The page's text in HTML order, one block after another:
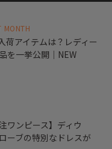
MONTH
荷アイテムは？レディー
を一挙公開｜NEW
ワンピース】ディウ
ーブの特別なドレスが